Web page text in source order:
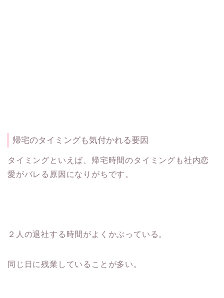
帰宅のタイミングも気付かれる要因
タイミングといえば、帰宅時間のタイミングも社内恋
愛がバレる原因になりがちです。
２人の退社する時間がよくかぶっている。
同じ日に残業していることが多い。